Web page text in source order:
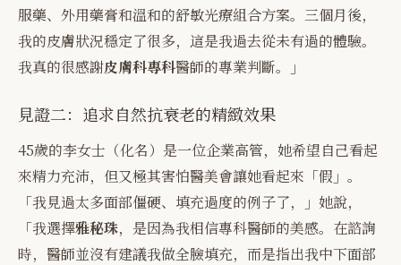
服藥、外用藥膏和溫和的舒敏光療組合方案。三個月後，
我的皮膚狀況穩定了很多，這是我過去從未有過的體驗。
我真的很感謝皮膚科專科醫師的專業判斷。」
見證二：追求自然抗衰老的精緻效果
45歲的李女士（化名）是一位企業高管，她希望自己看起
來精力充沛，但又極其害怕醫美會讓她看起來「假」。
「我見過太多面部僵硬、填充過度的例子了，」她說，
「我選擇雅秘珠，是因為我相信專科醫師的美感。在諮詢
時，醫師並沒有建議我做全臉填充，而是指出我中下面部